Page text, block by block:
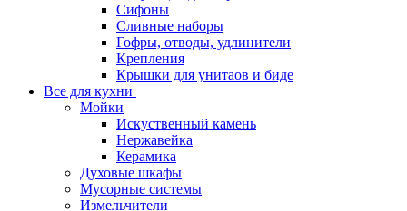
Сифоны
Сливные наборы
Гофры, отводы, удлинители
Крепления
Крышки для унитаов и биде
Все для кухни
Мойки
Искуственный камень
Нержавейка
Керамика
Духовые шкафы
Мусорные системы
Измельчители